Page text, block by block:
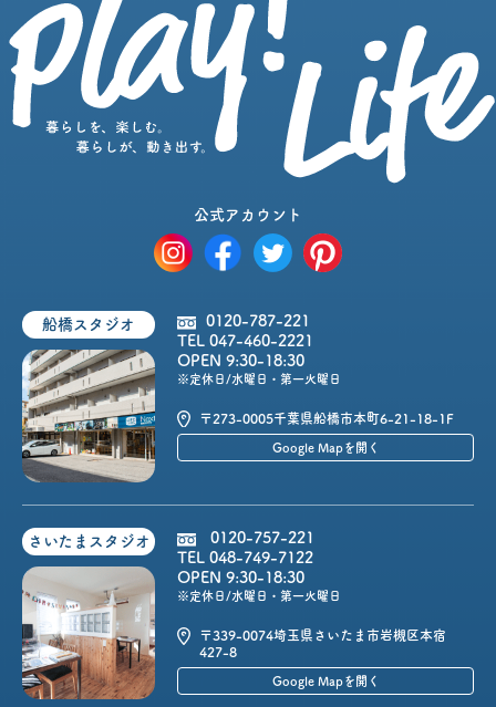
公式アカウント
船橋スタジオ
0120-787-221
TEL 047-460-2221
OPEN 9:30-18:30
※定休日/水曜日・第一火曜日
〒273-0005千葉県船橋市本町6-21-18-1F
Google Mapを開く
さいたまスタジオ
0120-757-221
TEL 048-749-7122
OPEN 9:30-18:30
※定休日/水曜日・第一火曜日
〒339-0074埼玉県さいたま市岩槻区本宿
427-8
Google Mapを開く